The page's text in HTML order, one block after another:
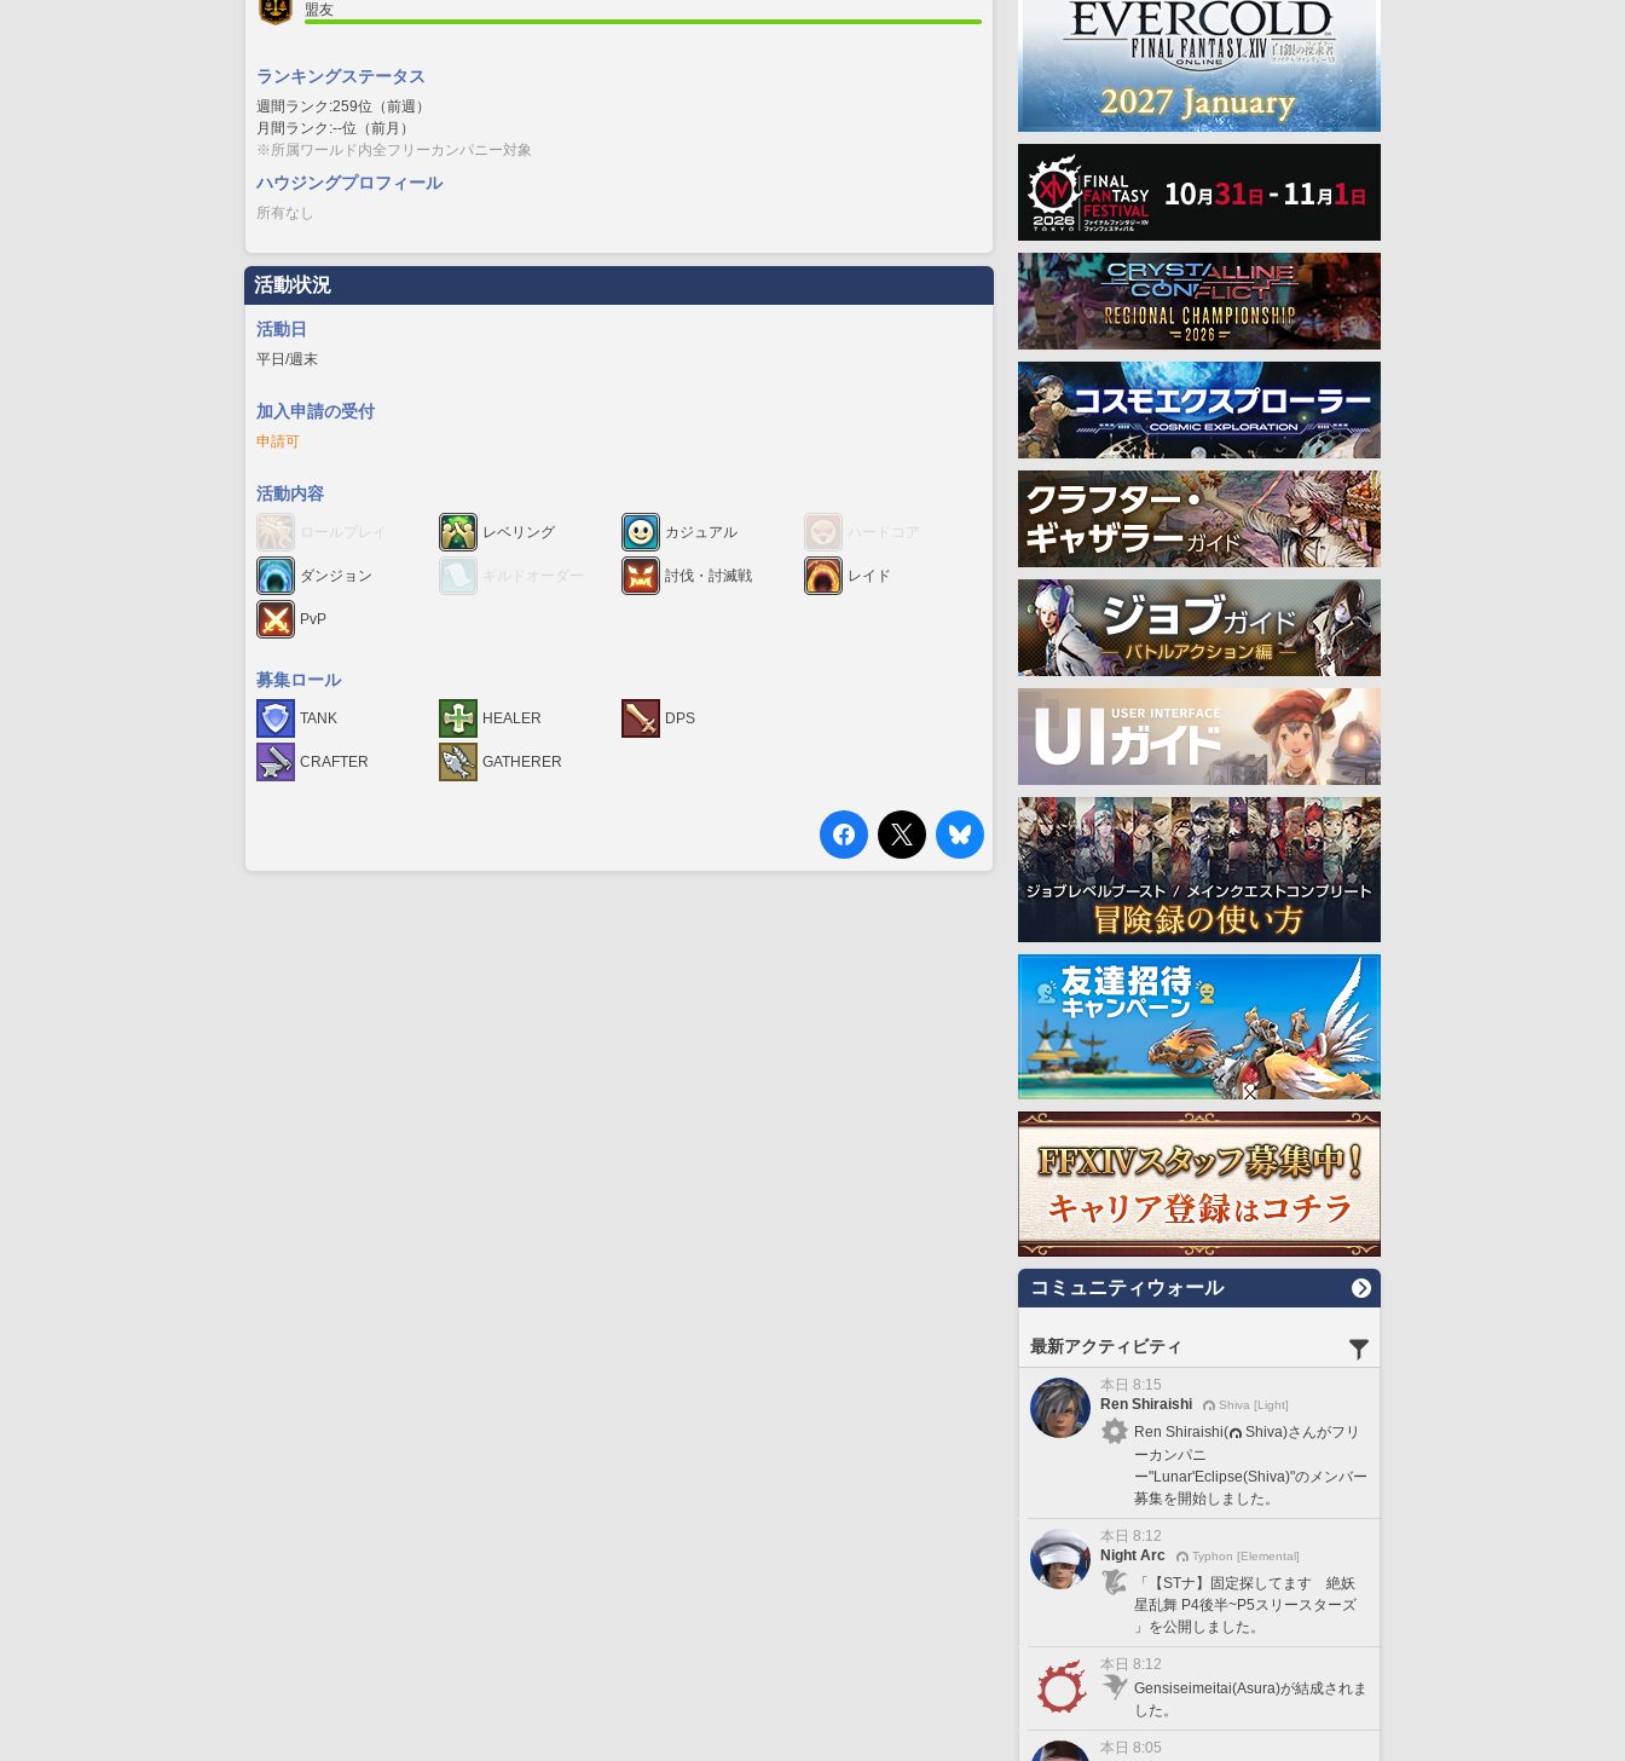
盟友
ランキングステータス
週間ランク:259位（前週）
月間ランク:--位（前月）
※所属ワールド内全フリーカンパニー対象
ハウジングプロフィール
所有なし
活動状況
活動日
平日/週末
加入申請の受付
申請可
活動内容
ロールプレイ レベリング カジュアル ハードコア
ダンジョン ギルドオーダー 討伐・討滅戦 レイド
PvP
募集ロール
TANK HEALER DPS
CRAFTER GATHERER
コミュニティウォール
最新アクティビティ
本日 8:15
Ren Shiraishi
Shiva [Light]
Ren Shiraishi(
Shiva)さんがフリ
ーカンパニ
ー"Lunar'Eclipse(Shiva)"のメンバー
募集を開始しました。
本日 8:12
Night Arc
Typhon [Elemental]
「【STナ】固定探してます 絶妖
星乱舞 P4後半~P5スリースターズ
」を公開しました。
本日 8:12
Gensiseimeitai(Asura)が結成されま
した。
本日 8:05